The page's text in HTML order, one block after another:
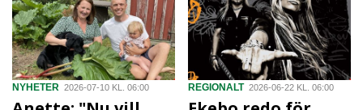
NYHETER 2026-07-10 KL. 06:00 REGIONALT 2026-06-22 KL. 06:00